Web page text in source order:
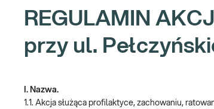
REGULAMIN
przy ul.
I. Nazwa.
1.1. Akcja służąca profilaktyce, zachowaniu,